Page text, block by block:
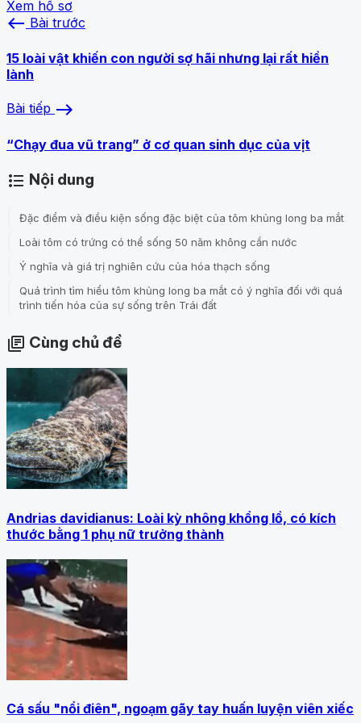
Xem hồ sơ
west Bài trước
15 loài vật khiến con người sợ hãi nhưng lại rất hiền
lành
Bài tiếp east
“Chạy đua vũ trang” ở cơ quan sinh dục của vịt
format_list_bulleted Nội dung
Đặc điểm và điều kiện sống đặc biệt của tôm khủng long ba mắt
Loài tôm có trứng có thể sống 50 năm không cần nước
Ý nghĩa và giá trị nghiên cứu của hóa thạch sống
Quá trình tìm hiểu tôm khủng long ba mắt có ý nghĩa đối với quá
trình tiến hóa của sự sống trên Trái đất
library_books Cùng chủ đề
Andrias davidianus: Loài kỳ nhông khổng lồ, có kích
thước bằng 1 phụ nữ trưởng thành
Cá sấu "nổi điên", ngoạm gãy tay huấn luyện viên xiếc